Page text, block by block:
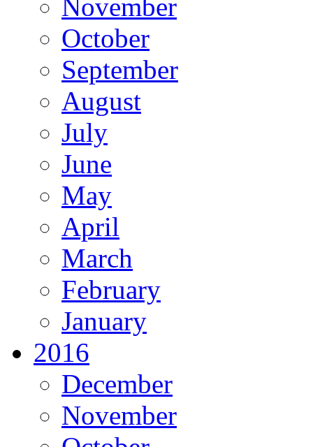
November
October
September
August
July
June
May
April
March
February
January
2016
December
November